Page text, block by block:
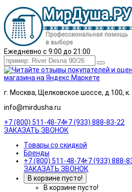
Ежедневно с 9:00 до 21:00
г. Москва, Щелковское шоссе, д.100,
info@mirdusha.ru
+7 (800) 511-48-74+7 (933) 888-83-22
ЗАКАЗАТЬ ЗВОНОК
Товары со скидкой
Бренды
+7 (800) 511-48-74+7 (933) 888-
ЗАКАЗАТЬ ЗВОНОК
В корзине пусто!
В корзине пусто!